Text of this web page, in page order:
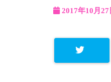
2017年10月27